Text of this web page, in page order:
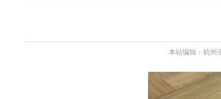
本站编辑：杭州